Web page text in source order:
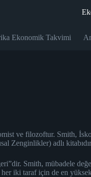
Ekonomik Takvimi
ve filozoftur. Smith,
Zenginlikler) adlı
Smith, mübadele
her iki taraf için de en